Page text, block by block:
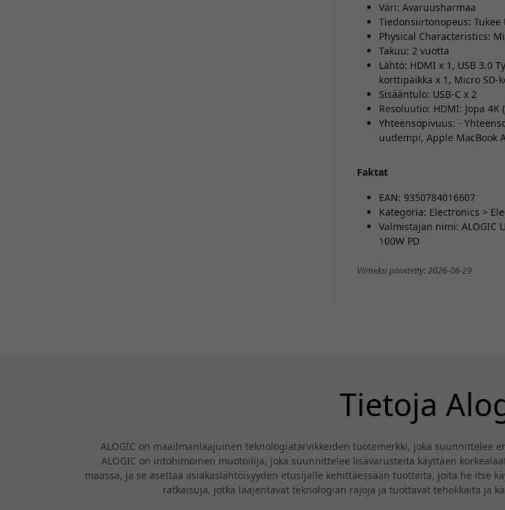
Väri: Avaruusharmaa
Tiedonsiirtonopeus: Tukee
Physical Characteristics:
Takuu: 2 vuotta
Lähtö: HDMI x 1, USB 3.0
korttipaikka x 1, Micro SD-
Sisääntulo: USB-C x 2
Resoluutio: HDMI: Jopa 4K
Yhteensopivuus: -
uudempi, Apple MacBook
Faktat
EAN: 9350784016607
Kategoria: Electronics >
Valmistajan nimi: ALOGIC
100W PD
Viimeksi päivitetty: 2026-06-29
Tietoja
ALOGIC on maailmanlaajuinen teknologiatarvikkeiden tuotemerkki, joka suunnittelee
ALOGIC on intohimoinen muotoilija, joka suunnittelee lisävarusteita käyttäen
maassa, ja se asettaa asiakaslähtöisyyden etusijalle kehittäessään tuotteita, joita he itse
ratkaisuja, jotka laajentavat teknologian rajoja ja tuottavat tehokkaita ja